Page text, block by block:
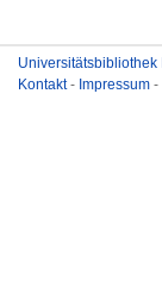
Universitätsbibliothek
Kontakt- Impressum -